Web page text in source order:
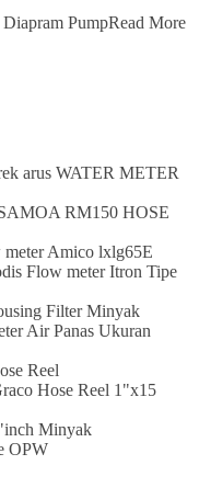
PumpRead More
WATER METER
RM150 HOSE
meter Amico lxlg65E
Flow meter Itron Tipe
Filter Minyak
Air Panas Ukuran
Reel
Hose Reel 1"x15
Minyak
OPW